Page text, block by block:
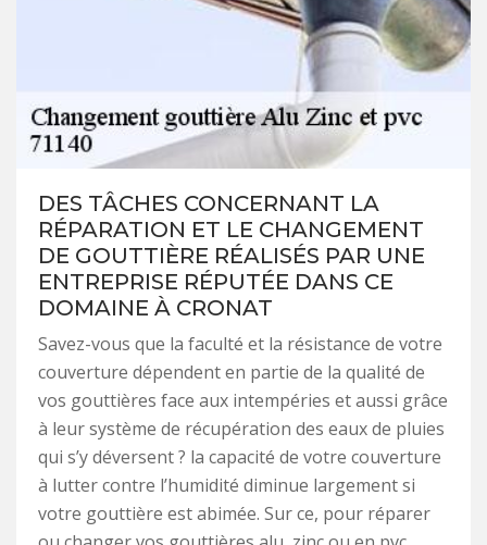
DES TÂCHES CONCERNANT LA
RÉPARATION ET LE CHANGEMENT
DE GOUTTIÈRE RÉALISÉS PAR UNE
ENTREPRISE RÉPUTÉE DANS CE
DOMAINE À CRONAT
Savez-vous que la faculté et la résistance de votre
couverture dépendent en partie de la qualité de
vos gouttières face aux intempéries et aussi grâce
à leur système de récupération des eaux de pluies
qui s’y déversent ? la capacité de votre couverture
à lutter contre l’humidité diminue largement si
votre gouttière est abimée. Sur ce, pour réparer